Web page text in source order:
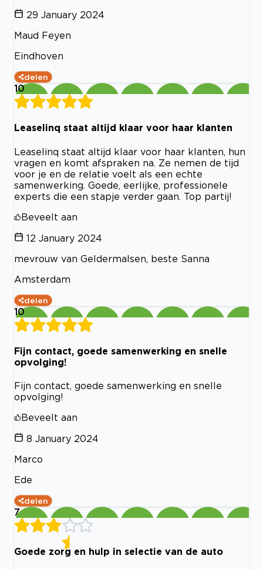
29 January 2024
Maud Feyen
Eindhoven
delen
10
Leaselinq staat altijd klaar voor haar klanten
Leaselinq staat altijd klaar voor haar klanten, hun
vragen en komt afspraken na. Ze nemen de tijd
voor je en de relatie voelt als een echte
samenwerking. Goede, eerlijke, professionele
experts die een stapje verder gaan. Top partij!
Beveelt aan
12 January 2024
mevrouw van Geldermalsen, beste Sanna
Amsterdam
delen
10
Fijn contact, goede samenwerking en snelle
opvolging!
Fijn contact, goede samenwerking en snelle
opvolging!
Beveelt aan
8 January 2024
Marco
Ede
delen
7
Goede zorg en hulp in selectie van de auto